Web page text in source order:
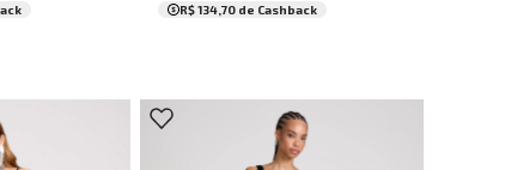
R$ 134,70 de Cashback